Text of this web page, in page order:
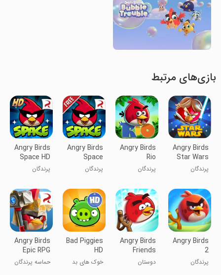
بازی‌های مرتبط
Angry Birds
Star Wars
پرندگان
ستارگان
Angry Birds
Rio
پرندگان
Angry Birds
Space
پرندگان
فضا
Angry Birds
Space HD
پرندگان
فضایی HD
Angry Birds
2
پرندگان
Angry Birds
Friends
دوستان
Bad Piggies
HD
خوک های بد
Angry Birds
Epic RPG
حماسه پرندگان